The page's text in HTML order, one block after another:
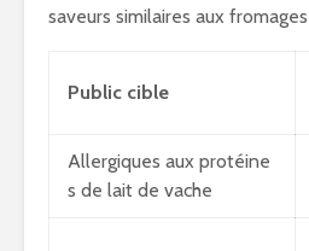
saveurs similaires aux
Public cible
Allergiques aux protéine
s de lait de vache